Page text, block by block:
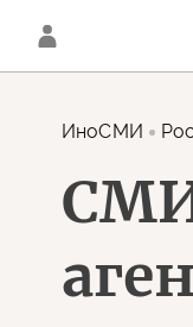
ИноСМИ